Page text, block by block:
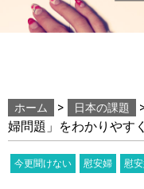
ホーム > 日本の課題
婦問題」をわかりや
今更聞けない 慰安婦 慰